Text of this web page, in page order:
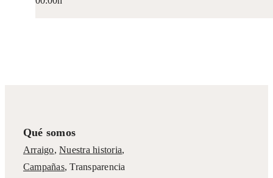
Qué somos
Arraigo,Nuestra historia,
Campañas, Transparencia